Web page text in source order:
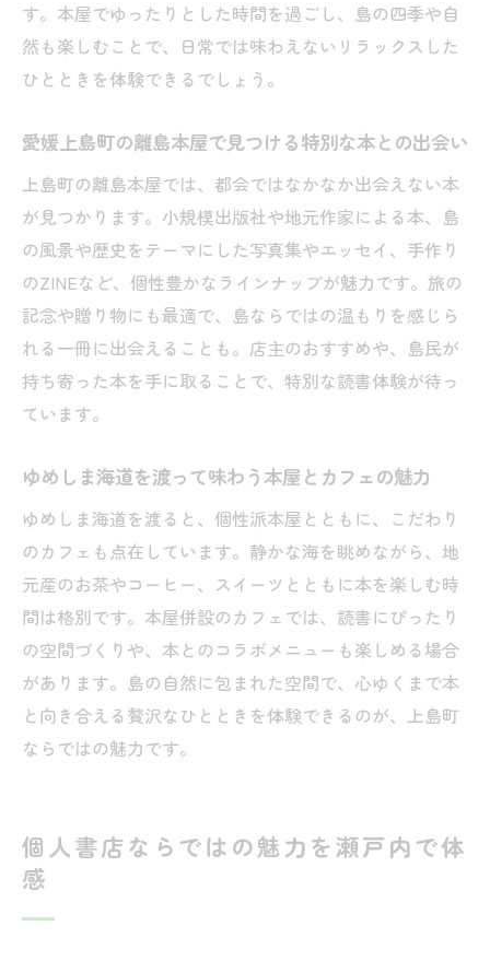
す。本屋でゆったりとした時間を過ごし、島の四季や自
然も楽しむことで、日常では味わえないリラックスした
ひとときを体験できるでしょう。
愛媛上島町の離島本屋で見つける特別な本との出会い
上島町の離島本屋では、都会ではなかなか出会えない本
が見つかります。小規模出版社や地元作家による本、島
の風景や歴史をテーマにした写真集やエッセイ、手作り
のZINEなど、個性豊かなラインナップが魅力です。旅の
記念や贈り物にも最適で、島ならではの温もりを感じら
れる一冊に出会えることも。店主のおすすめや、島民が
持ち寄った本を手に取ることで、特別な読書体験が待っ
ています。
ゆめしま海道を渡って味わう本屋とカフェの魅力
ゆめしま海道を渡ると、個性派本屋とともに、こだわり
のカフェも点在しています。静かな海を眺めながら、地
元産のお茶やコーヒー、スイーツとともに本を楽しむ時
間は格別です。本屋併設のカフェでは、読書にぴったり
の空間づくりや、本とのコラボメニューも楽しめる場合
があります。島の自然に包まれた空間で、心ゆくまで本
と向き合える贅沢なひとときを体験できるのが、上島町
ならではの魅力です。
個人書店ならではの魅力を瀬戸内で体
感